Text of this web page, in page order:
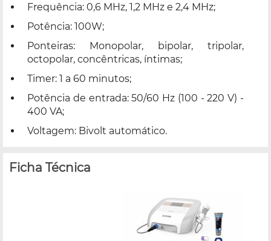
Frequência: 0,6 MHz, 1,2 MHz e 2,4 MHz;
Potência: 100W;
Ponteiras: Monopolar, bipolar, tripolar,
octopolar, concêntricas, íntimas;
Timer: 1 a 60 minutos;
Potência de entrada: 50/60 Hz (100 - 220 V) -
400 VA;
Voltagem: Bivolt automático.
Ficha Técnica